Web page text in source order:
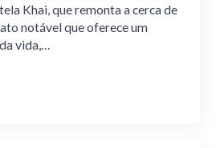
Khai, que remonta a cerca de
notável que oferece um
vida,…